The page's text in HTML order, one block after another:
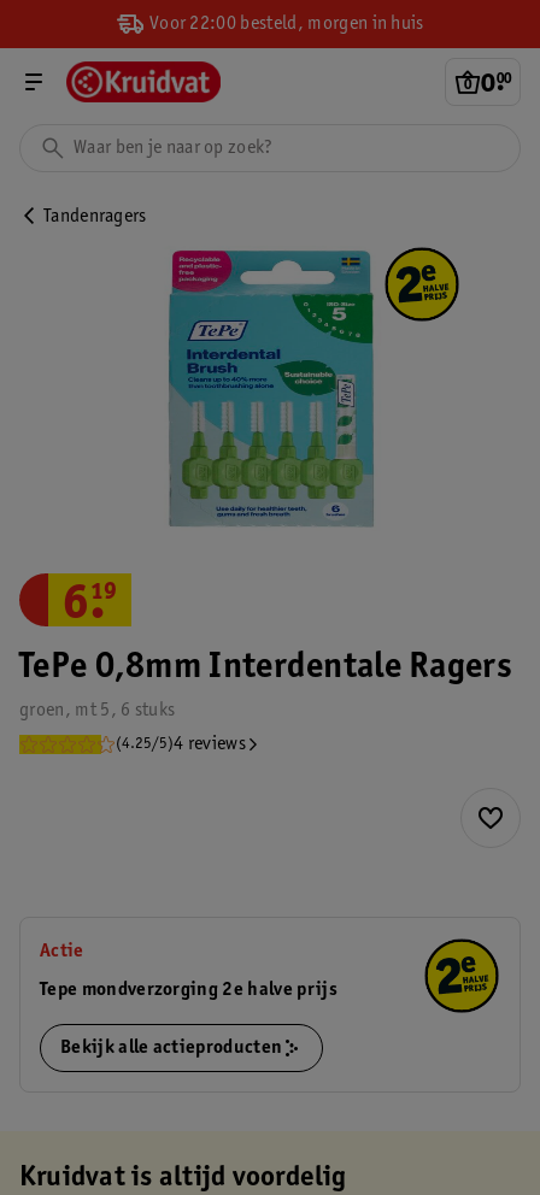
Voor 22:00 besteld, morgen in huis
0.
00
Tandenragers
TePe 0,8mm Interdentale Ragers
groen, mt 5, 6 stuks
(4.25/5)4 reviews
6.
19
Actie
Tepe mondverzorging 2e halve prijs
Bekijk alle actieproducten
Kruidvat is altijd voordelig